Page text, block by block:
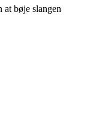
at bøje slangen